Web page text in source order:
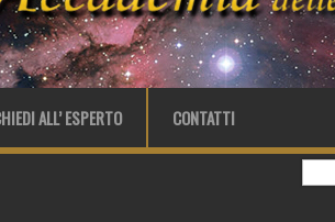
ALL’ ESPERTO CONTATTI